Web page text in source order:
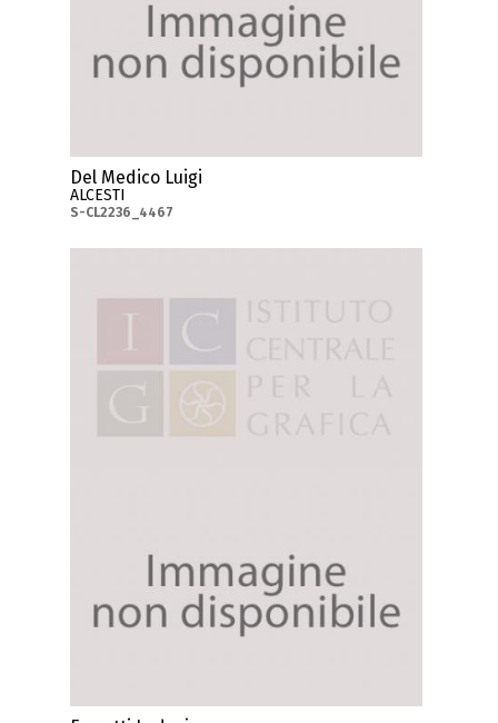
Del Medico Luigi
ALCESTI
S-CL2236_4467